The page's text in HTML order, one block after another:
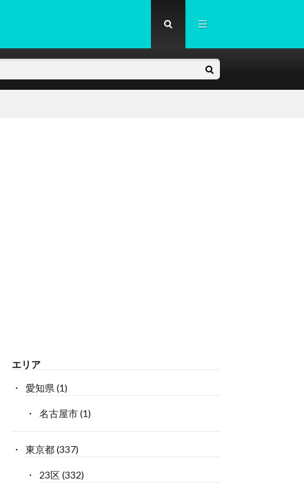
エリア
愛知県 (1)
名古屋市(1)
東京都(337)
23区(332)